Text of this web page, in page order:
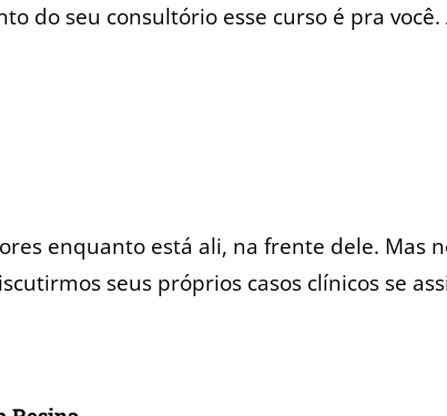
do seu consultório esse curso é pra
enquanto está ali, na frente dele. Mas
seus próprios casos clínicos se